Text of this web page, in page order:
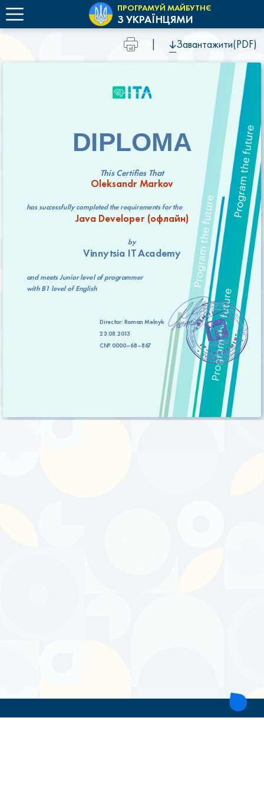
ПРОГРАМУЙ МАЙБУТНЄ
З УКРАЇНЦЯМИ
|
Завантажити(PDF)
DIPLOMA
This Certifies That
Oleksandr Markov
has successfully completed the requirements for the
Java Developer (офлайн)
by
Vinnytsia IT Academy
and meetsJunior levelof programmer
withB1 levelof English
Director: Roman Melnyk
23.08.2013
C№ 0000–68–867